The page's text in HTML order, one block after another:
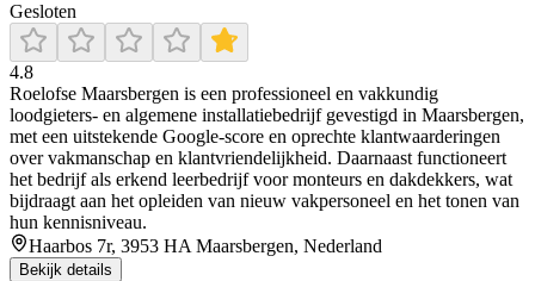
Gesloten
4.8
Roelofse Maarsbergen is een professioneel en vakkundig
loodgieters- en algemene installatiebedrijf gevestigd in Maarsbergen,
met een uitstekende Google-score en oprechte klantwaarderingen
over vakmanschap en klantvriendelijkheid. Daarnaast functioneert
het bedrijf als erkend leerbedrijf voor monteurs en dakdekkers, wat
bijdraagt aan het opleiden van nieuw vakpersoneel en het tonen van
hun kennisniveau.
Haarbos 7r, 3953 HA Maarsbergen, Nederland
Bekijk details